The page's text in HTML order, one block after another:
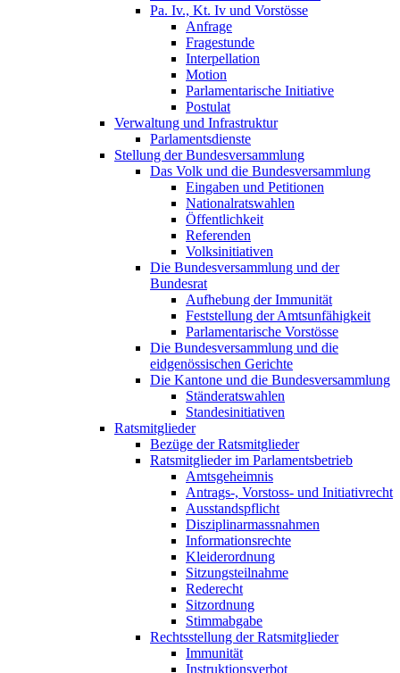
Pa. Iv., Kt. Iv und Vorstösse
Anfrage
Fragestunde
Interpellation
Motion
Parlamentarische Initiative
Postulat
Verwaltung und Infrastruktur
Parlamentsdienste
Stellung der Bundesversammlung
Das Volk und die Bundesversammlung
Eingaben und Petitionen
Nationalratswahlen
Öffentlichkeit
Referenden
Volksinitiativen
Die Bundesversammlung und der
Bundesrat
Aufhebung der Immunität
Feststellung der Amtsunfähigkeit
Parlamentarische Vorstösse
Die Bundesversammlung und die
eidgenössischen Gerichte
Die Kantone und die Bundesversammlung
Ständeratswahlen
Standesinitiativen
Ratsmitglieder
Bezüge der Ratsmitglieder
Ratsmitglieder im Parlamentsbetrieb
Amtsgeheimnis
Antrags-, Vorstoss- und Initiativrecht
Ausstandspflicht
Disziplinarmassnahmen
Informationsrechte
Kleiderordnung
Sitzungsteilnahme
Rederecht
Sitzordnung
Stimmabgabe
Rechtsstellung der Ratsmitglieder
Immunität
Instruktionsverbot